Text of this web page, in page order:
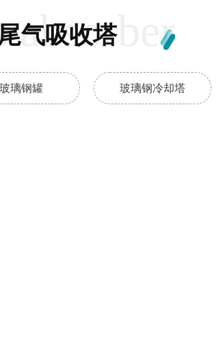
absorber
气吸收塔
玻璃钢罐 玻璃钢冷却塔